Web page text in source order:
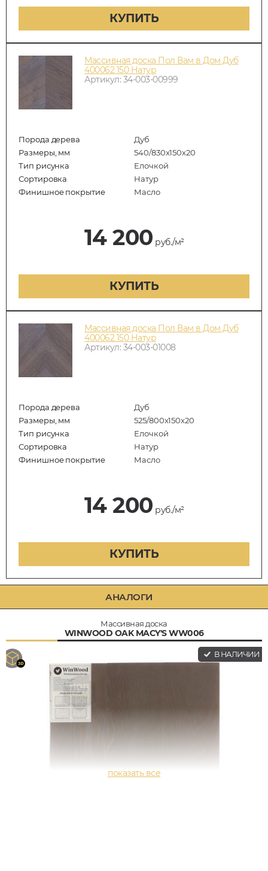
КУПИТЬ
Массивная доска Пол Вам в Дом Дуб
400062 150 Натур
Артикул: 34-003-00999
Порода дерева
Дуб
Размеры, мм
540/830x150x20
Тип рисунка
Елочкой
Сортировка
Натур
Финишное покрытие
Масло
14 200 руб./м²
КУПИТЬ
Массивная доска Пол Вам в Дом Дуб
400062 150 Натур
Артикул: 34-003-01008
Порода дерева
Дуб
Размеры, мм
525/800x150x20
Тип рисунка
Елочкой
Сортировка
Натур
Финишное покрытие
Масло
14 200 руб./м²
КУПИТЬ
АНАЛОГИ
Массивная доска
WINWOOD OAK MACY'S WW006
В НАЛИЧИИ